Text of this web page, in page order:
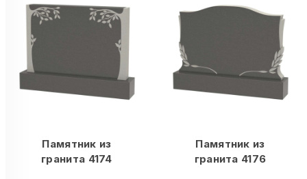
Памятник из
гранита 4174
Памятник из
гранита 4176